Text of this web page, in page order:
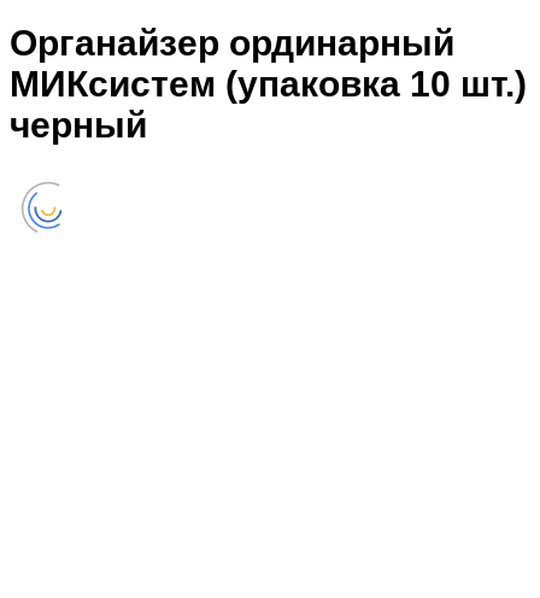
Органайзер ординарный
МИКсистем (упаковка 10 шт.)
черный